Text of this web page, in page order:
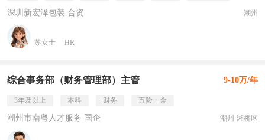
深圳新宏泽包装 合资 潮州
苏女士 HR
综合事务部（财务管理部）主管 9-10万/年
3年及以上 本科 财务 五险一金
潮州市南粤人才服务 国企 潮州·湘桥区